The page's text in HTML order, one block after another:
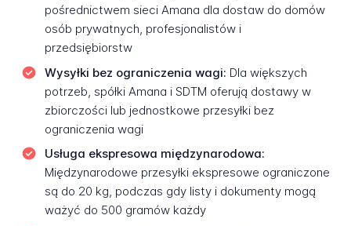
pośrednictwem sieci Amana dla dostaw do domów
osób prywatnych, profesjonalistów i
przedsiębiorstw
Wysyłki bez ograniczenia wagi: Dla większych
potrzeb, spółki Amana i SDTM oferują dostawy w
zbiorczości lub jednostkowe przesyłki bez
ograniczenia wagi
Usługa ekspresowa międzynarodowa:
Międzynarodowe przesyłki ekspresowe ograniczone
są do 20 kg, podczas gdy listy i dokumenty mogą
ważyć do 500 gramów każdy